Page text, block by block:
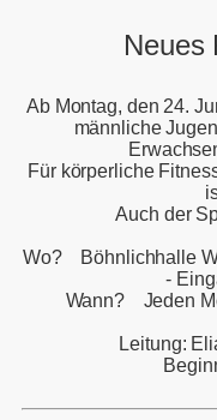
Neues
Ab Montag, den 24.
männliche
Für körperliche
Auch der
Wo? Böhnlichhalle
-
Wann? Jeden
Leitung: